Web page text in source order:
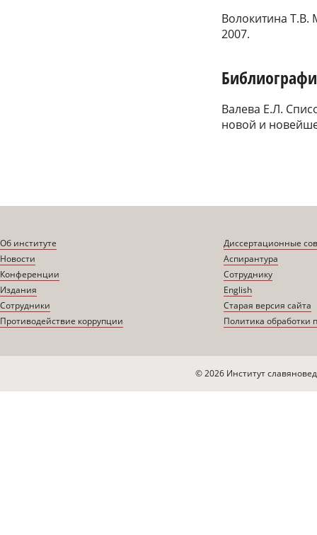
Волокитина
2007.
Валева Е.Л.
новой и
Об институте
Новости
Конференции
Издания
Сотрудники
Противодействие коррупции
Диссертационные
Аспирантура
Сотруднику
English
Старая версия сайта
Политика обработки
© 2026 Институт